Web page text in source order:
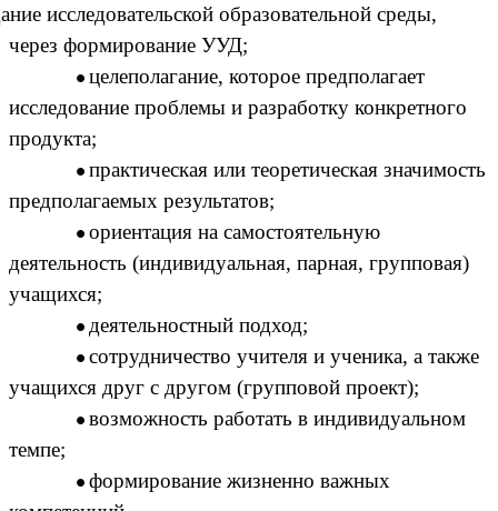
исследовательской образовательной среды,
через формирование УУД;
целеполагание, которое предполагает
исследование проблемы и разработку конкретного
продукта;
практическая или теоретическая значимость
предполагаемых результатов;
ориентация на самостоятельную
деятельность (индивидуальная, парная, групповая)
учащихся;
деятельностный подход;
сотрудничество учителя и ученика, а также
учащихся друг с другом (групповой проект);
возможность работать в индивидуальном
темпе;
формирование жизненно важных